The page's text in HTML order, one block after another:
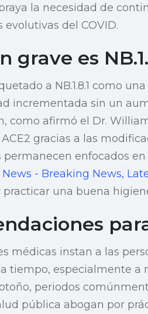
la necesidad de
del COVID.
grave es
a NB.1.8.1 como
incrementada sin un
como afirmó el Dr.
gracias a las
permanecen enfocados
News - Breaking News,
una buena
médicas instan a las
tiempo, especialmente
periodos
pública abogan por